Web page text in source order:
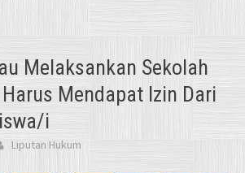
Melaksankan Sekolah
Mendapat Izin Dari
i
Liputan Hukum